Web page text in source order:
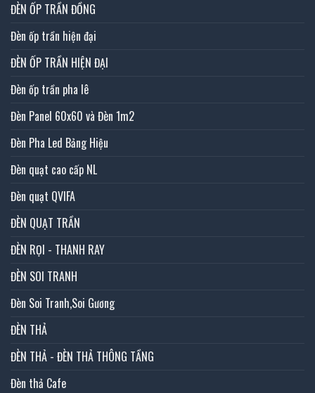
ĐÈN ỐP TRẦN ĐỒNG
Đèn ốp trần hiện đại
ĐÈN ỐP TRẦN HIỆN ĐẠI
Đèn ốp trần pha lê
Đèn Panel 60x60 và Đèn 1m2
Đèn Pha Led Bảng Hiệu
Đèn quạt cao cấp NL
Đèn quạt QVIFA
ĐÈN QUẠT TRẦN
ĐÈN RỌI - THANH RAY
ĐÈN SOI TRANH
Đèn Soi Tranh,Soi Gương
ĐÈN THẢ
ĐÈN THẢ - ĐÈN THẢ THÔNG TẦNG
Đèn thả Cafe